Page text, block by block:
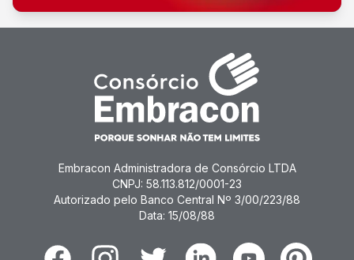
Embracon Administradora de Consórcio LTDA
CNPJ: 58.113.812/0001-23
Autorizado pelo Banco Central Nº 3/00/223/88
Data: 15/08/88
FacebookInstagramTwitter LinkedinYoutubePinterest